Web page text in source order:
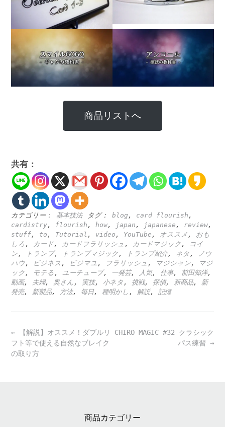
商品リストへ
共有：
カテゴリー： 基本技法 タグ： blog , card flourish ,
cardistry, flourish , how, japan , japanese , review,
stuff, to , Tutorial , video , YouTube , オススメ ,
おも
しろ , カード, カードフラリッシュ , カードマジック ,
コイ
ン, トランプ, トランプマジック , トランプ紹介, ネタ ,
ノウ
ハウ , ビジネス , ビジマユ , フラリッシュ , マジシャン,
マジ
ック , モテる , ユーチューブ, 一発芸, 人気, 仕事, 前田知洋,
動画, 夫婦, 奥さん , 実技, 小ネタ , 挑戦, 探偵, 新商品,
新
発売, 新製品, 方法, 毎日, 種明かし , 解説, 記憶
Post
navigation
CHIRO MAGIC #32 クラシック
パス練習 →
← 【解説】オススメ！ダブルリ
フト等で使える自然なブレイク
の取り方
商品カテゴリー